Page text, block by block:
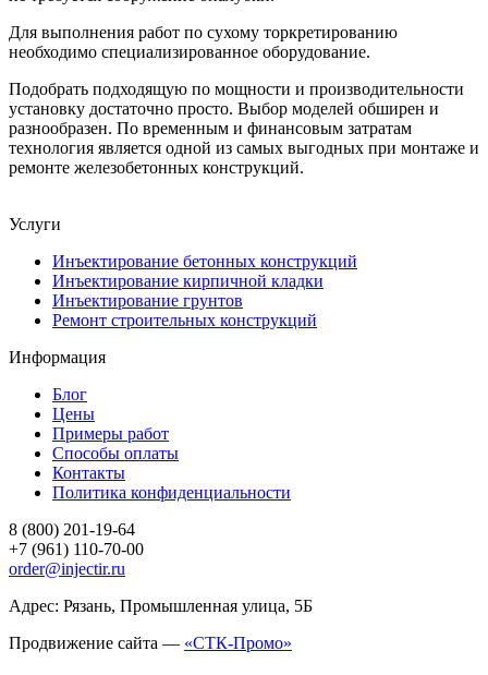
Для выполнения работ по сухому торкретированию
необходимо специализированное оборудование.
Подобрать подходящую по мощности и производительности
установку достаточно просто. Выбор моделей обширен и
разнообразен. По временным и финансовым затратам
технология является одной из самых выгодных при монтаже и
ремонте железобетонных конструкций.
Услуги
Инъектирование бетонных конструкций
Инъектирование кирпичной кладки
Инъектирование грунтов
Ремонт строительных конструкций
Информация
Блог
Цены
Примеры работ
Способы оплаты
Контакты
Политика конфиденциальности
8 (800) 201-19-64
+7 (961) 110-70-00
order@injectir.ru
Адрес: Рязань, Промышленная улица, 5Б
Продвижение сайта — «СТК-Промо»